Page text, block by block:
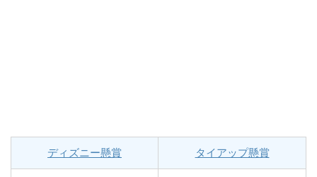
ディズニー懸賞 タイアップ懸賞